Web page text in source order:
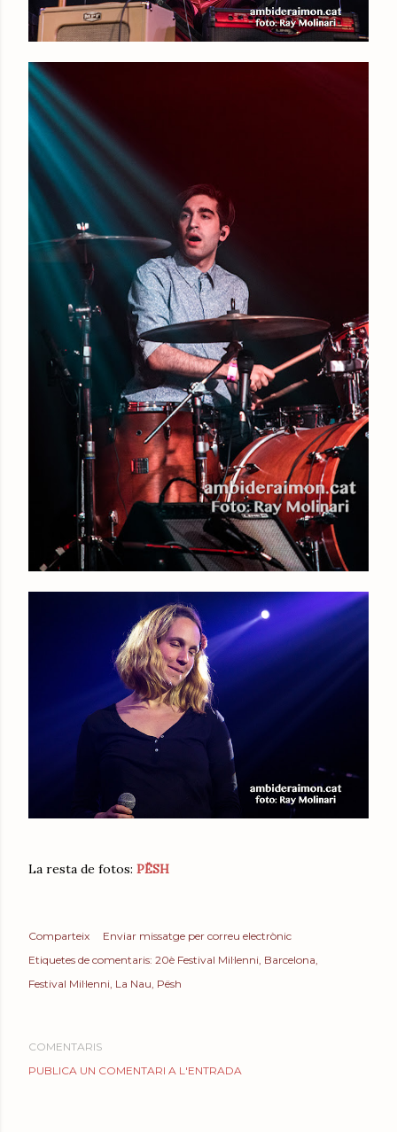
La resta de fotos: PËSH
Comparteix
Enviar missatge per correu electrònic
Etiquetes de comentaris: 20è Festival Mil·lenni Barcelona
Festival Mil·lenni La Nau Pësh
COMENTARIS
PUBLICA UN COMENTARI A L'ENTRADA